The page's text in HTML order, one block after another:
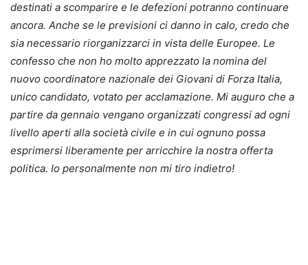
destinati a scomparire e le defezioni potranno continuare
ancora. Anche se le previsioni ci danno in calo, credo che
sia necessario riorganizzarci in vista delle Europee. Le
confesso che non ho molto apprezzato la nomina del
nuovo coordinatore nazionale dei Giovani di Forza Italia,
unico candidato, votato per acclamazione. Mi auguro che a
partire da gennaio vengano organizzati congressi ad ogni
livello aperti alla società civile e in cui ognuno possa
esprimersi liberamente per arricchire la nostra offerta
politica. Io personalmente non mi tiro indietro!